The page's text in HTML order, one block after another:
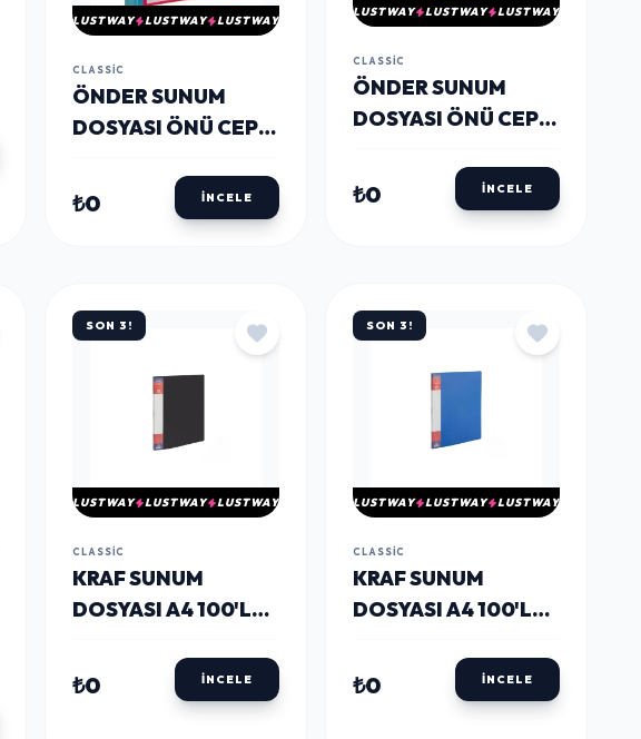
LUSTWAY LUSTWAY LUSTWAY
CLASSIC
ÖNDER SUNUM
DOSYASI ÖNÜ CEPLI
₺0 İNCELE
LUSTWAY LUSTWAY LUSTWAY
CLASSIC
ÖNDER SUNUM
DOSYASI ÖNÜ CEPLI
₺0 İNCELE
SON 3!
LUSTWAY LUSTWAY LUSTWAY
CLASSIC
KRAF SUNUM
DOSYASI A4 100'LÜ
₺0 İNCELE
SON 3!
LUSTWAY LUSTWAY LUSTWAY
CLASSIC
KRAF SUNUM
DOSYASI A4 100'LÜ
₺0 İNCELE